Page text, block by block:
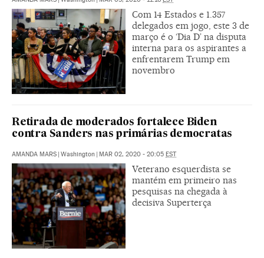
Com 14 Estados e 1.357
delegados em jogo, este 3 de
março é o ‘Dia D’ na disputa
interna para os aspirantes a
enfrentarem Trump em
novembro
Retirada de moderados fortalece Biden
contra Sanders nas primárias democratas
AMANDA MARS | Washington | MAR 02, 2020 - 20:05 EST
Veterano esquerdista se
mantém em primeiro nas
pesquisas na chegada à
decisiva Superterça